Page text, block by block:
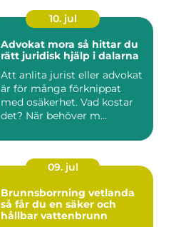
10. jul
Advokat mora så hittar du
rätt juridisk hjälp i dalarna
Att anlita jurist eller advokat
är för många förknippat
med osäkerhet. Vad kostar
det? När behöver m...
09. jul
Brunnsborrning vetlanda
så får du en säker och
hållbar vattenbrunn